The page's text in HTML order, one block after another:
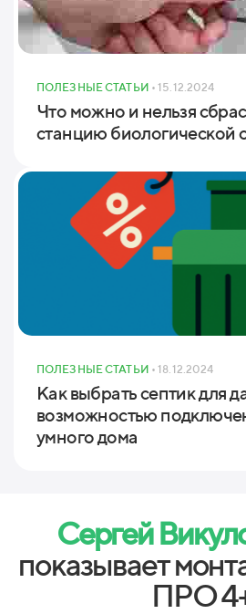
ПОЛЕЗНЫЕ СТАТЬИ • 15.12.2024
Что можно и нельзя
станцию биологической
ПОЛЕЗНЫЕ СТАТЬИ • 18.12.2024
Как выбрать септик для
возможностью
умного дома
Сергей
показывает
ПРО